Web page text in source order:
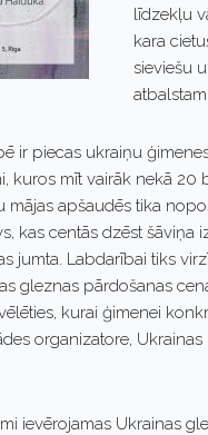
līdzekļu
kara
sieviešu
atbalstam.
ir piecas ukraiņu
kuros mīt vairāk nekā 20
apšaudēs tika
kas centās dzēst šāviņa
jumta. Labdarībai tiks
gleznas pārdošanas
kurai ģimenei
organizatore,
ievērojamas Ukrainas